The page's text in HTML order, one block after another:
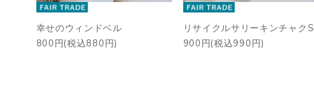
幸せのウィンドベル
800円(税込880円)
リサイクルサリーキンチャクS
900円(税込990円)